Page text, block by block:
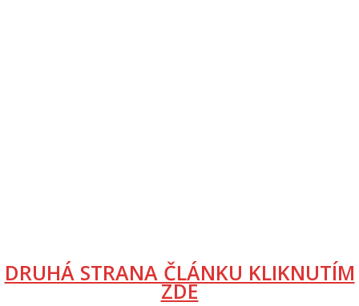
DRUHÁ STRANA ČLÁNKU KLIKNUTÍM
ZDE